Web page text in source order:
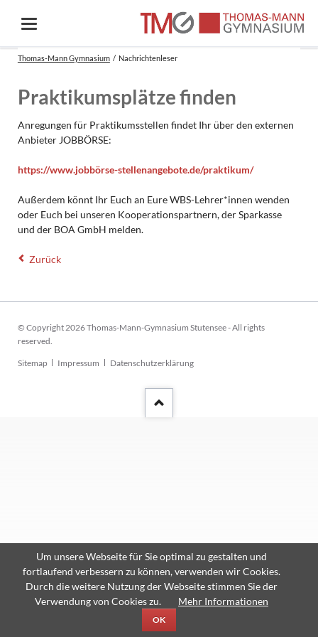
Thomas-Mann Gymnasium Nachrichtenleser
Praktikumsplätze finden
Anregungen für Praktikumsstellen findet Ihr über den externen
Anbieter JOBBÖRSE:
https://www.jobbörse-stellenangebote.de/praktikum/
Außerdem könnt Ihr Euch an Eure WBS-Lehrer*innen wenden
oder Euch bei unseren Kooperationspartnern, der Sparkasse
und der BOA GmbH melden.
Zurück
© Copyright 2026 Thomas-Mann-Gymnasium Stutensee - All rights
reserved.
Navigation
Sitemap Impressum Datenschutzerklärung
Um unsere Webseite für Sie optimal zu gestalten und
fortlaufend verbessern zu können, verwenden wir Cookies.
Durch die weitere Nutzung der Webseite stimmen Sie der
Verwendung von Cookies zu.
Mehr Informationen
OK